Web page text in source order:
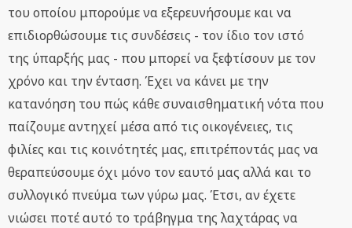
του οποίου μπορούμε να εξερευνήσουμε και να
επιδιορθώσουμε τις συνδέσεις - τον ίδιο τον ιστό
της ύπαρξής μας - που μπορεί να ξεφτίσουν με τον
χρόνο και την ένταση. Έχει να κάνει με την
κατανόηση του πώς κάθε συναισθηματική νότα που
παίζουμε αντηχεί μέσα από τις οικογένειες, τις
φιλίες και τις κοινότητές μας, επιτρέποντάς μας να
θεραπεύσουμε όχι μόνο τον εαυτό μας αλλά και το
συλλογικό πνεύμα των γύρω μας. Έτσι, αν έχετε
νιώσει ποτέ αυτό το τράβηγμα της λαχτάρας να